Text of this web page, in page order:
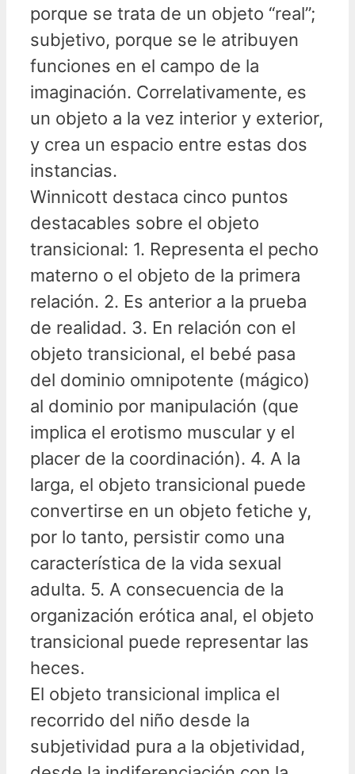
porque se trata de un objeto “real”;
subjetivo, porque se le atribuyen
funciones en el campo de la
imaginación. Correlativamente, es
un objeto a la vez interior y exterior,
y crea un espacio entre estas dos
instancias.
Winnicott destaca cinco puntos
destacables sobre el objeto
transicional: 1. Representa el pecho
materno o el objeto de la primera
relación. 2. Es anterior a la prueba
de realidad. 3. En relación con el
objeto transicional, el bebé pasa
del dominio omnipotente (mágico)
al dominio por manipulación (que
implica el erotismo muscular y el
placer de la coordinación). 4. A la
larga, el objeto transicional puede
convertirse en un objeto fetiche y,
por lo tanto, persistir como una
característica de la vida sexual
adulta. 5. A consecuencia de la
organización erótica anal, el objeto
transicional puede representar las
heces.
El objeto transicional implica el
recorrido del niño desde la
subjetividad pura a la objetividad,